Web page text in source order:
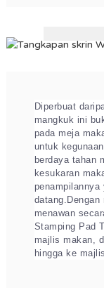
Diperbuat
mangkuk ini
pada meja
untuk
berdaya tahan
kesukaran
datang.
menawan
Stamping Pad
majlis makan,
hingga ke